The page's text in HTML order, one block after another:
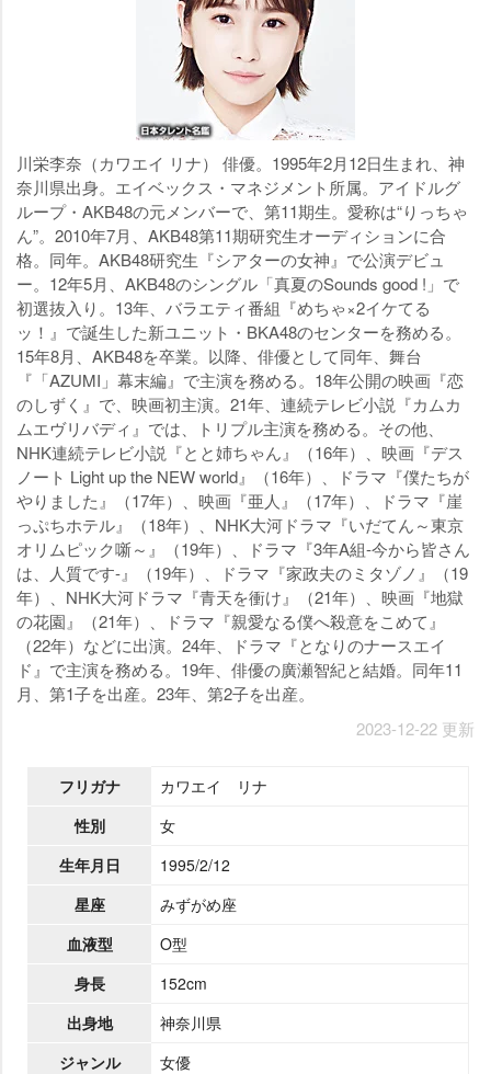
川栄李奈（カワエイ リナ） 俳優。1995年2月12日生まれ、神
奈川県出身。エイベックス・マネジメント所属。アイドルグ
ループ・AKB48の元メンバーで、第11期生。愛称は“りっちゃ
ん”。2010年7月、AKB48第11期研究生オーディションに合
格。同年。AKB48研究生『シアターの女神』で公演デビュ
ー。12年5月、AKB48のシングル「真夏のSounds good !」で
初選抜入り。13年、バラエティ番組『めちゃ×2イケてる
ッ！』で誕生した新ユニット・BKA48のセンターを務める。
15年8月、AKB48を卒業。以降、俳優として同年、舞台
『「AZUMI」幕末編』で主演を務める。18年公開の映画『恋
のしずく』で、映画初主演。21年、連続テレビ小説『カムカ
ムエヴリバディ』では、トリプル主演を務める。その他、
NHK連続テレビ小説『とと姉ちゃん』（16年）、映画『デス
ノート Light up the NEW world』（16年）、ドラマ『僕たちが
りました』（17年）、映画『亜人』（17年）、ドラマ『崖
っぷちホテル』（18年）、NHK大河ドラマ『いだてん～東京
オリムピック噺～』（19年）、ドラマ『3年A組-今から皆さん
は、人質です-』（19年）、ドラマ『家政夫のミタゾノ』（19
年）、NHK大河ドラマ『青天を衝け』（21年）、映画『地獄
の花園』（21年）、ドラマ『親愛なる僕へ殺意をこめて』
（22年）などに出演。24年、ドラマ『となりのナースエイ
ド』で主演を務める。19年、俳優の廣瀬智紀と結婚。同年11
月、第1子を出産。23年、第2子を出産。
2023-12-22 更新
フリガナ
カワエイ リナ
性別
女
生年月日
1995/2/12
星座
みずがめ座
血液型
O型
身長
152cm
出身地
神奈川県
ジャンル
女優